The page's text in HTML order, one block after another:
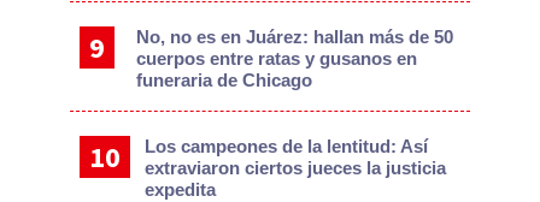
No, no es en Juárez: hallan más de 50
cuerpos entre ratas y gusanos en
funeraria de Chicago
Los campeones de la lentitud: Así
extraviaron ciertos jueces la justicia
expedita